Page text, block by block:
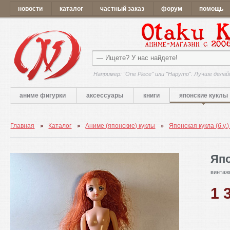
новости каталог частный заказ форум помощь
Например: "One Piece" или "Наруто". Лучше
аниме фигурки аксессуары книги японские куклы
Главная Каталог Аниме (японские) куклы Японская кукла
1